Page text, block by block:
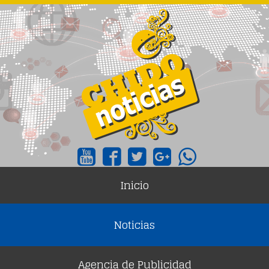
Inicio
Noticias
Agencia de Publicidad